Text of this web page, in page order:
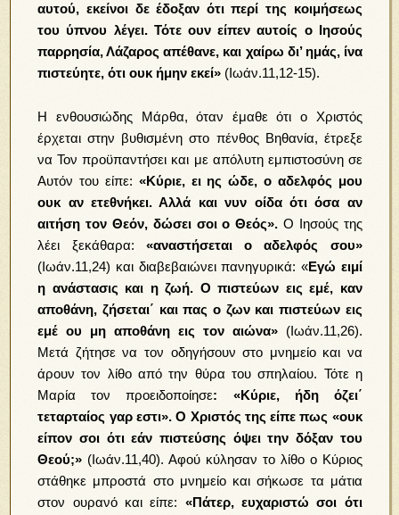
αυτού, εκείνοι δε έδοξαν ότι περί της κοιμήσεως
του ύπνου λέγει. Τότε ουν είπεν αυτοίς ο Ιησούς
παρρησία, Λάζαρος απέθανε, και χαίρω δι’ ημάς, ίνα
πιστεύητε, ότι ουκ ήμην εκεί» (Ιωάν.11,12-15).
Η ενθουσιώδης Μάρθα, όταν έμαθε ότι ο Χριστός
έρχεται στην βυθισμένη στο πένθος Βηθανία, έτρεξε
να Τον προϋπαντήσει και με απόλυτη εμπιστοσύνη σε
Αυτόν του είπε: «Κύριε, ει ης ώδε, ο αδελφός μου
ουκ αν ετεθνήκει. Αλλά και νυν οίδα ότι όσα αν
αιτήση τον Θεόν, δώσει σοι ο Θεός». Ο Ιησούς της
λέει ξεκάθαρα: «αναστήσεται ο αδελφός σου»
(Ιωάν.11,24) και διαβεβαιώνει πανηγυρικά: «Εγώ ειμί
η ανάστασις και η ζωή. Ο πιστεύων εις εμέ, καν
αποθάνη, ζήσεται΄ και πας ο ζων και πιστεύων εις
εμέ ου μη αποθάνη εις τον αιώνα»(Ιωάν.11,26).
Μετά ζήτησε να τον οδηγήσουν στο μνημείο και να
άρουν τον λίθο από την θύρα του σπηλαίου. Τότε η
Μαρία τον προειδοποίησε: «Κύριε, ήδη όζει΄
τεταρταίος γαρ εστι». Ο Χριστός της είπε πως «ουκ
είπον σοι ότι εάν πιστεύσης όψει την δόξαν του
Θεού;» (Ιωάν.11,40). Αφού κύλησαν το λίθο ο Κύριος
στάθηκε μπροστά στο μνημείο και σήκωσε τα μάτια
στον ουρανό και είπε: «Πάτερ, ευχαριστώ σοι ότι